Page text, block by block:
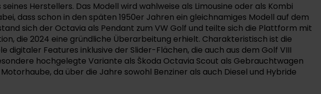
Herstellers. Das Modell wird wahlweise als Limousine oder als Kombi
dass schon in den späten 1950er Jahren ein gleichnamiges Modell auf dem
sich der Octavia als Pendant zum VW Golf und teilte sich die Plattform mit
die 2024 eine gründliche Überarbeitung erhielt. Charakteristisch ist die
Features inklusive der Slider-Flächen, die auch aus dem Golf VIII
hochgelegte Variante als Škoda Octavia Scout als Gebrauchtwagen
da über die Jahre sowohl Benziner als auch Diesel und Hybride